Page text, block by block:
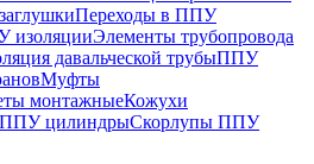
Переходы в ППУ
изоляцииЭлементы трубопровода
давальческой трубыППУ
Муфты
монтажныеКожухи
цилиндрыСкорлупы ППУ